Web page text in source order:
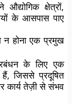
क्षेत्रों,
के आसपास पाए
न होना एक प्रमुख
के लिए एक
हैं, जिससे प्रदूषित
कार्य तेज़ी से संभव